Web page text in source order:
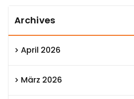
Archives
April 2026
März 2026